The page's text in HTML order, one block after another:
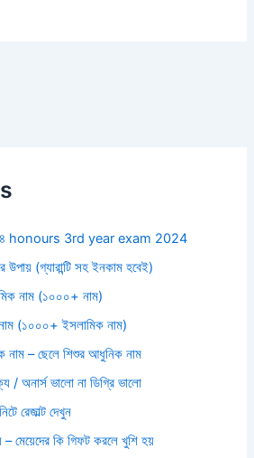
honours 3rd year exam 2024
(গ্যারান্টি সহ ইনকাম হবেই)
নাম (১০০০+ নাম)
নাম (১০০০+ ইসলামিক নাম)
নাম – ছেলে শিশুর আধুনিক নাম
/ অনার্স ভালো না ডিগ্রি ভালো
রেজাল্ট দেখুন
– মেয়েদের কি গিফট করলে খুশি হয়